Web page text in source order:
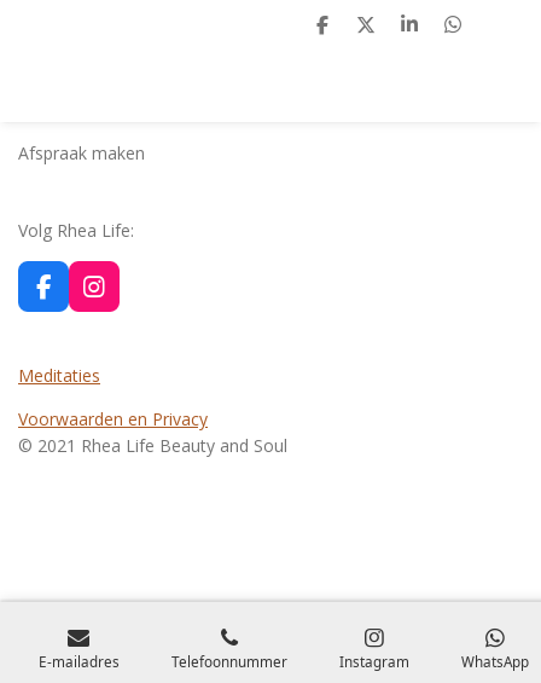
D
D
S
D
Afspraak maken
Volg Rhea Life:
F
a
e
b
o
o
k
I
n
a
g
r
a
Meditaties
Voorwaarden en Privacy
© 2021 Rhea Life Beauty and Soul
E-mailadres Telefoonnummer Instagram WhatsApp